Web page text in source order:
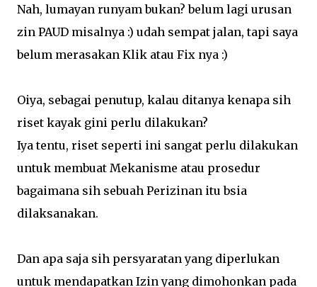
Nah, lumayan runyam bukan? belum lagi urusan
zin PAUD misalnya :) udah sempat jalan, tapi saya
belum merasakan Klik atau Fix nya :)
Oiya, sebagai penutup, kalau ditanya kenapa sih
riset kayak gini perlu dilakukan?
Iya tentu, riset seperti ini sangat perlu dilakukan
untuk membuat Mekanisme atau prosedur
bagaimana sih sebuah Perizinan itu bsia
dilaksanakan.
Dan apa saja sih persyaratan yang diperlukan
untuk mendapatkan Izin yang dimohonkan pada